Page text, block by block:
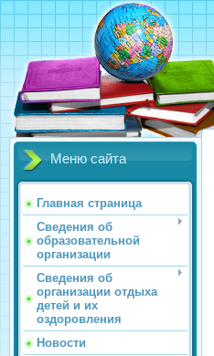
Меню сайта
Главная страница
Сведения об
образовательной
организации
Сведения об
организации отдыха
детей и их
оздоровления
Новости